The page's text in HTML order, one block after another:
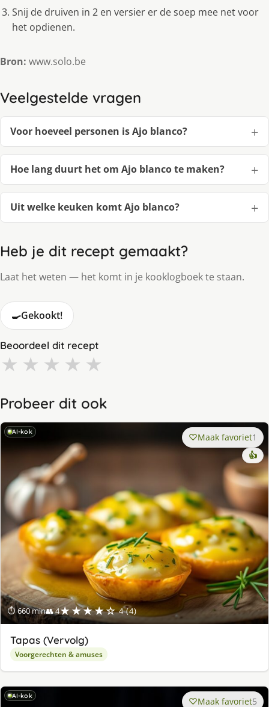
Snij de druiven in 2 en versier er de soep mee net voor
het opdienen.
Bron: www.solo.be
Veelgestelde vragen
Voor hoeveel personen is Ajo blanco?
Hoe lang duurt het om Ajo blanco te maken?
Uit welke keuken komt Ajo blanco?
Heb je dit recept gemaakt?
Laat het weten — het komt in je kooklogboek te staan.
🍳Gekookt!
Beoordeel dit recept
★ ★ ★ ★ ★
Probeer dit ook
AI-kok
⏱ 660 min👥 4★★★★☆ 4 (4)
Maak favoriet1
👍
Tapas (Vervolg)
Voorgerechten & amuses
AI-kok Maak favoriet5